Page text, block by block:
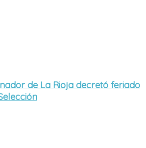
de La Rioja decretó feriado